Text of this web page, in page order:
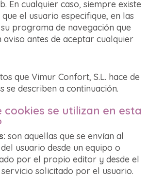
En cualquier caso, siempre existe
el usuario especifique, en las
programa de navegación que
aviso antes de aceptar cualquier
que Vimur Confort, S.L. hace de
se describen a continuación.
cookies se utilizan en esta
son aquellas que se envían al
usuario desde un equipo o
por el propio editor y desde el
solicitado por el usuario.